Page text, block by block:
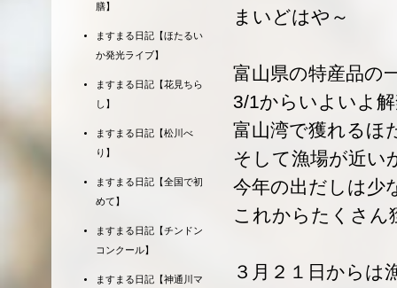
まいどはや～
富山県の特産品の
3/1からいよいよ
富山湾で獲れるほ
そして漁場が近い
今年の出だしは少
これからたくさん
３月２１日からは
膳】
ますまる日記【ほたるい
か発光ライブ】
ますまる日記【花見ちら
し】
ますまる日記【松川べ
り】
ますまる日記【全国で初
めて】
ますまる日記【チンドン
コンクール】
ますまる日記【神通川マ